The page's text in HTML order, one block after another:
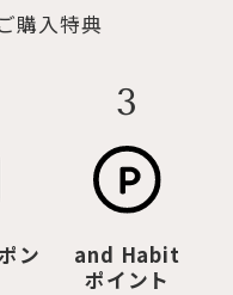
購入特典
ン
3
and Habit
ポイント